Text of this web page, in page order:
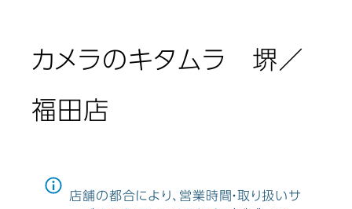
カメラのキタムラ 堺／
福田店
店舗の都合により、営業時間・取り扱いサ